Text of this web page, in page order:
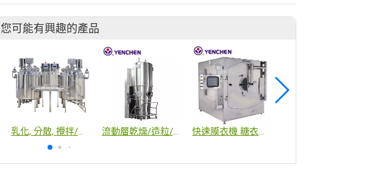
您可能有興趣的產品
乳化, 分散, 攪拌/刮邊 桶槽 流動層乾燥/造粒/微丸包衣機(雙振動) 快速膜衣機 糖衣機 包衣機